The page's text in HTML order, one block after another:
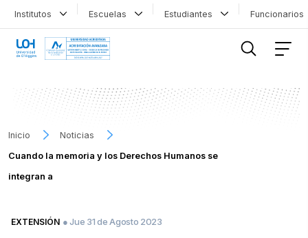
Institutos Escuelas Estudiantes
Inicio
Noticias
Cuando la memoria y los Derechos Humanos se
integran a
EXTENSIÓN ● Jue 31 de Agosto 2023